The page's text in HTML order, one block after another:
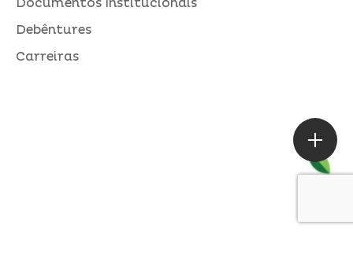
Documentos Institucionais
Debêntures
Carreiras